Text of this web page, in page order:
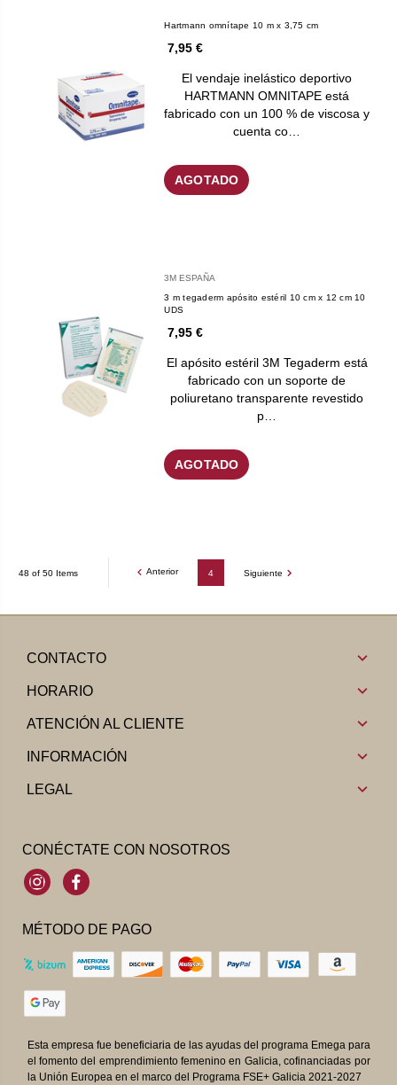
Hartmann omnítape 10 m x 3,75 cm
7,95 €
El vendaje inelástico deportivo
HARTMANN OMNITAPE está
fabricado con un 100 % de viscosa y
cuenta co…
AGOTADO
3M ESPAÑA
3 m tegaderm apósito estéril 10 cm x 12 cm 10
UDS
7,95 €
El apósito estéril 3M Tegaderm está
fabricado con un soporte de
poliuretano transparente revestido
p…
AGOTADO
48 of 50 Items Anterior 4 Siguiente
CONTACTO
HORARIO
ATENCIÓN AL CLIENTE
INFORMACIÓN
LEGAL
CONÉCTATE CON NOSOTROS
InstagramFacebook
MÉTODO DE PAGO
Esta empresa fue beneficiaria de las ayudas del programa Emega para
el fomento del emprendimiento femenino en Galicia, cofinanciadas por
la Unión Europea en el marco del Programa FSE+ Galicia 2021-2027